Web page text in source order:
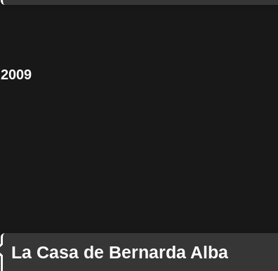
2009
La Casa de Bernarda Alba